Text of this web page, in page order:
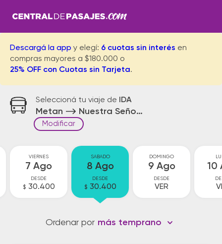
Descargá la app y elegí: 6 cuotas sin interés en
compras mayores a $180.000 o
25% OFF con Cuotas sin Tarjeta.
Seleccioná tu viaje de IDA
Metan Nuestra Señora de Talav
Modificar
VIERNES
7 Ago
DESDE
$ 30.400
SABADO
8 Ago
DESDE
$ 30.400
DOMINGO
9 Ago
DESDE
VER
10
Ordenar por más temprano